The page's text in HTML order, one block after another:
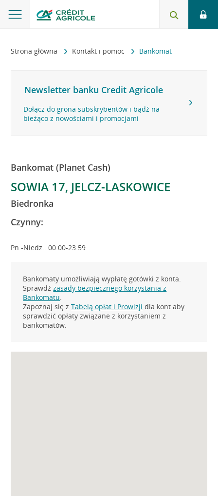
Strona główna Kontakt i pomoc Bankomat
Newsletter banku Credit Agricole
Dołącz do grona subskrybentów i bądź na
bieżąco z nowościami i promocjami
Bankomat (Planet Cash)
SOWIA 17, JELCZ-LASKOWICE
Biedronka
Czynny:
Pn.-Niedz.: 00:00-23:59
Bankomaty umożliwiają wypłatę gotówki z konta.
Sprawdźzasady bezpiecznego korzystania z
Bankomatu.
Zapoznaj się zTabelą opłat i Prowizji dla kont aby
sprawdzić opłaty związane z korzystaniem z
bankomatów.